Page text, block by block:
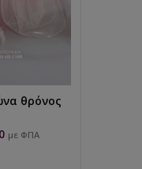
θρόνος
με ΦΠΑ